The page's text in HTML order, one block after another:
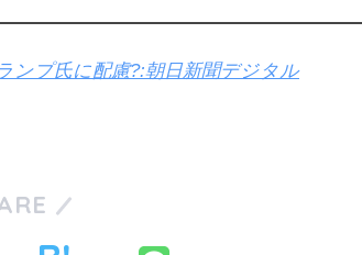
ンプ氏に配慮?:朝日新聞デジタル